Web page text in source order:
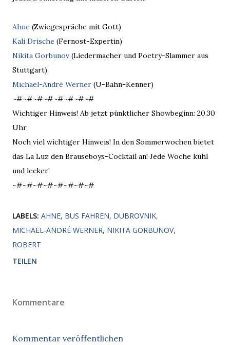
Ahne (Zwiegespräche mit Gott)
Kali Drische (Fernost-Expertin)
Nikita Gorbunov (Liedermacher und Poetry-Slammer aus
Stuttgart)
Michael-André Werner (U-Bahn-Kenner)
~#~#~#~#~#~#~#~#
Wichtiger Hinweis! Ab jetzt pünktlicher Showbeginn: 20.30
Uhr
Noch viel wichtiger Hinweis! In den Sommerwochen bietet
das La Luz den Brauseboys-Cocktail an! Jede Woche kühl
und lecker!
~#~#~#~#~#~#~#~#
LABELS: AHNE BUS FAHREN DUBROVNIK
MICHAEL-ANDRÉ WERNER NIKITA GORBUNOV
ROBERT
TEILEN
Kommentare
Kommentar veröffentlichen